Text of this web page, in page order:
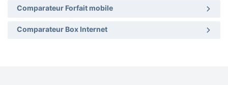
Comparateur Forfait mobile
Comparateur Box Internet